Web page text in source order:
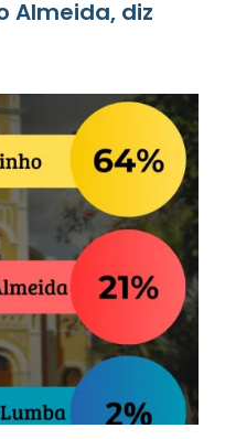
Almeida, diz